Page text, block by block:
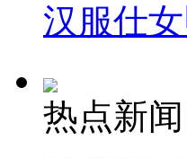
汉服仕
热点新闻